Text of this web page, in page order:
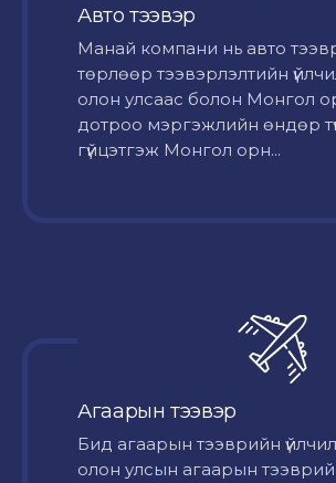
Авто тээвэр
Mанай компани нь авто
төрлөөр тээвэрлэлтийн
олон улсаас болон Монгол
дотроо мэргэжлийн өндөр
гүйцэтгэж Монгол орн...
Агаарын тээвэр
Бид агаарын тээврийн
олон улсын агаарын